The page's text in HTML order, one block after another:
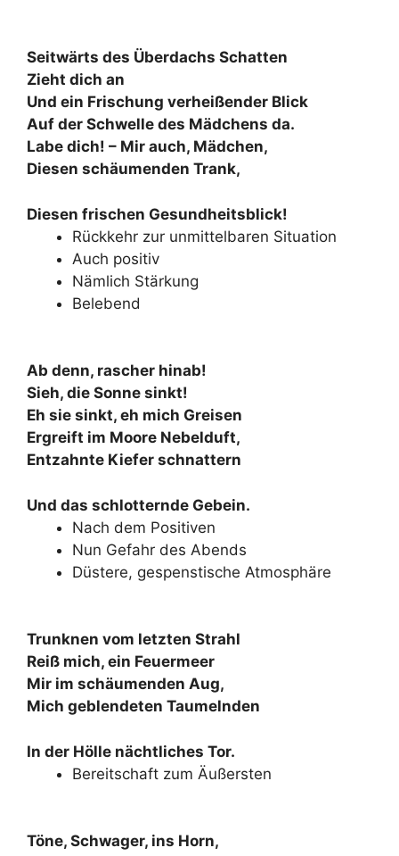
Seitwärts des Überdachs Schatten
Zieht dich an
Und ein Frischung verheißender Blick
Auf der Schwelle des Mädchens da.
Labe dich! – Mir auch, Mädchen,
Diesen schäumenden Trank,
Diesen frischen Gesundheitsblick!
Rückkehr zur unmittelbaren Situation
Auch positiv
Nämlich Stärkung
Belebend
Ab denn, rascher hinab!
Sieh, die Sonne sinkt!
Eh sie sinkt, eh mich Greisen
Ergreift im Moore Nebelduft,
Entzahnte Kiefer schnattern
Und das schlotternde Gebein.
Nach dem Positiven
Nun Gefahr des Abends
Düstere, gespenstische Atmosphäre
Trunknen vom letzten Strahl
Reiß mich, ein Feuermeer
Mir im schäumenden Aug,
Mich geblendeten Taumelnden
In der Hölle nächtliches Tor.
Bereitschaft zum Äußersten
Töne, Schwager, ins Horn,